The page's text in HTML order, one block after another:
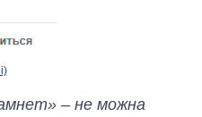
– не можна